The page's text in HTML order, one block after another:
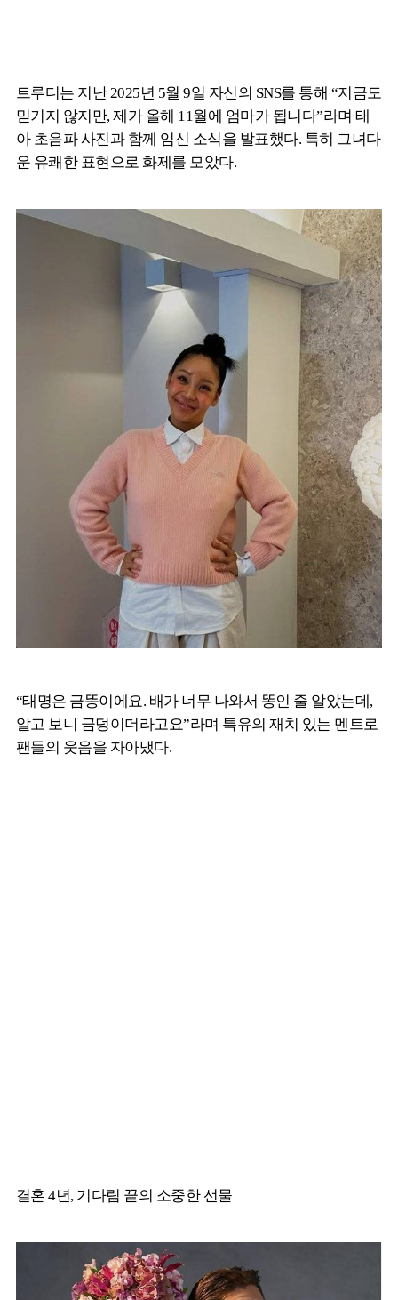
트루디는 지난 2025년 5월 9일 자신의 SNS를 통해 “지금도
믿기지 않지만, 제가 올해 11월에 엄마가 됩니다”라며 태
아 초음파 사진과 함께 임신 소식을 발표했다. 특히 그녀다
운 유쾌한 표현으로 화제를 모았다.
“태명은 금똥이에요. 배가 너무 나와서 똥인 줄 알았는데,
알고 보니 금덩이더라고요”라며 특유의 재치 있는 멘트로
팬들의 웃음을 자아냈다.
결혼 4년, 기다림 끝의 소중한 선물